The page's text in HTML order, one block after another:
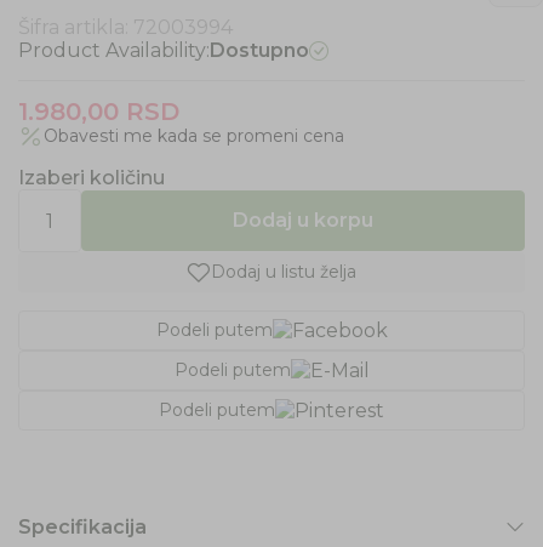
Šifra artikla: 72003994
Product Availability:Dostupno
1.980,00 RSD
Obavesti me kada se promeni cena
Izaberi količinu
Dodaj u korpu
Dodaj u listu želja
Podeli putem
Podeli putem
Podeli putem
Specifikacija